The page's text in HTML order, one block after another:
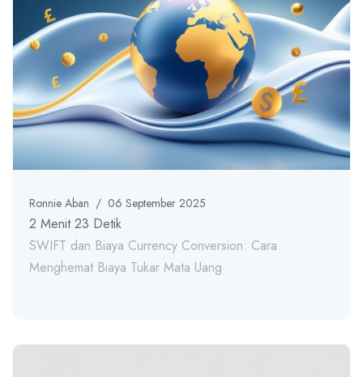
Ronnie Aban / 06 September 2025
2 Menit 23 Detik
SWIFT dan Biaya Currency Conversion: Cara
Menghemat Biaya Tukar Mata Uang